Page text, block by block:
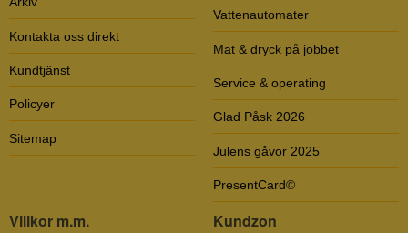
Kontakta oss direkt
Kundtjänst
Policyer
Sitemap
Vattenautomater
Mat & dryck på jobbet
Service & operating
Glad Påsk 2026
Julens gåvor 2025
PresentCard©
Villkor m.m. Kundzon